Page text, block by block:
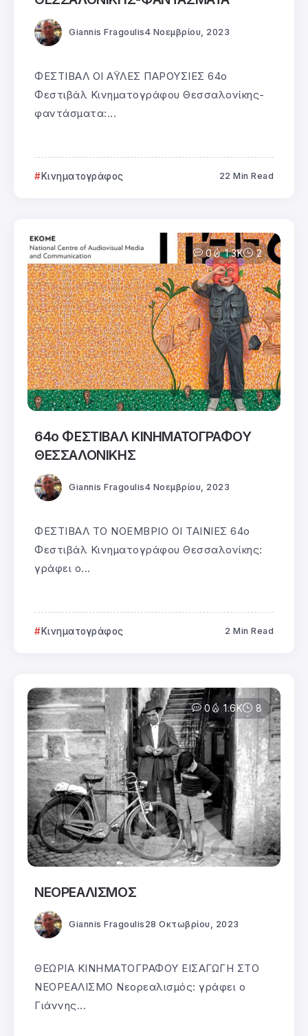
Giannis Fragoulis4 Νοεμβρίου, 2023
ΦΕΣΤΙΒΑΛ ΟΙ ΑΫΛΕΣ ΠΑΡΟΥΣΙΕΣ 64ο
Φεστιβάλ Κινηματογράφου Θεσσαλονίκης-
φαντάσματα:...
Κινηματογράφος 22 Min Read
0 1.3K 2
64ο ΦΕΣΤΙΒΑΛ ΚΙΝΗΜΑΤΟΓΡΑΦΟΥ
ΘΕΣΣΑΛΟΝΙΚΗΣ
Giannis Fragoulis4 Νοεμβρίου, 2023
ΦΕΣΤΙΒΑΛ ΤΟ ΝΟΕΜΒΡΙΟ ΟΙ ΤΑΙΝΙΕΣ 64ο
Φεστιβάλ Κινηματογράφου Θεσσαλονίκης:
γράφει ο...
Κινηματογράφος 2 Min Read
0 1.6K 8
ΝΕΟΡΕΑΛΙΣΜΟΣ
Giannis Fragoulis 28 Οκτωβρίου, 2023
ΘΕΩΡΙΑ ΚΙΝΗΜΑΤΟΓΡΑΦΟΥ ΕΙΣΑΓΩΓΗ ΣΤΟ
ΝΕΟΡΕΑΛΙΣΜΟ Νεορεαλισμός: γράφει ο
Γιάννης...